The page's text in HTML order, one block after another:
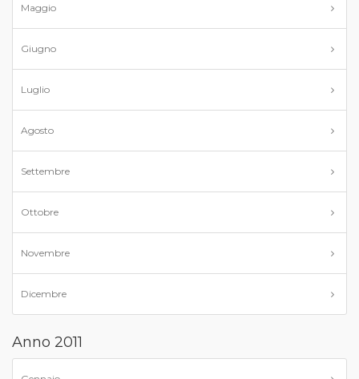
Maggio
Giugno
Luglio
Agosto
Settembre
Ottobre
Novembre
Dicembre
Anno 2011